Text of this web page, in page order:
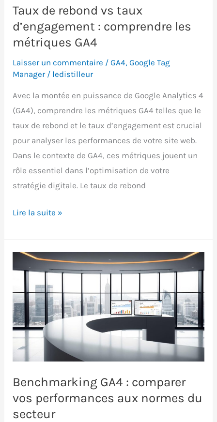
et
pièges
Taux de rebond vs taux
d’engagement : comprendre les
métriques GA4
Laisser un commentaire /GA4,Google Tag
Manager/ ledistilleur
Avec la montée en puissance de Google Analytics 4
(GA4), comprendre les métriques GA4 telles que le
taux de rebond et le taux d’engagement est crucial
pour analyser les performances de votre site web.
Dans le contexte de GA4, ces métriques jouent un
rôle essentiel dans l’optimisation de votre
stratégie digitale. Le taux de rebond
Taux
rebond
taux
d’engagement
:
comprendre
les
métriques
GA4
Lire la suite »
Benchmarking GA4 : comparer
vos performances aux normes du
secteur